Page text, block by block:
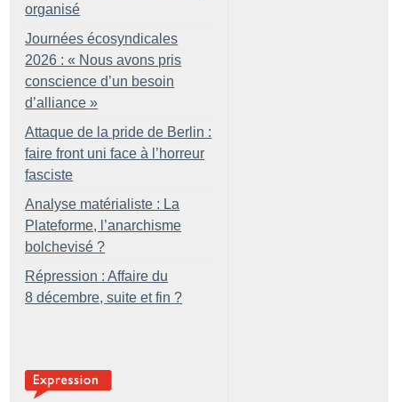
organisé
Journées écosyndicales
2026 : « Nous avons pris
conscience d’un besoin
d’alliance »
Attaque de la pride de Berlin :
faire front uni face à l’horreur
fasciste
Analyse matérialiste : La
Plateforme, l’anarchisme
bolchevisé ?
Répression : Affaire du
8 décembre, suite et fin ?